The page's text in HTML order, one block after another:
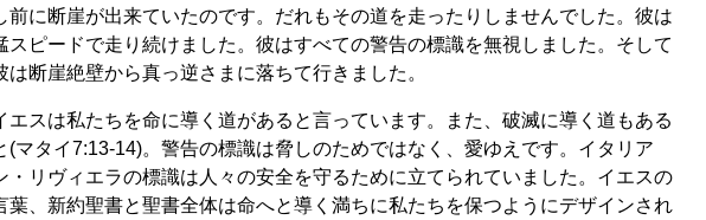
前に断崖が出来ていたのです。だれもその道を走ったりしませんでした。彼は
スピードで走り続けました。彼はすべての警告の標識を無視しました。そして
は断崖絶壁から真っ逆さまに落ちて行きました。
エスは私たちを命に導く道があると言っています。また、破滅に導く道もある
(マタイ7:13-14)。警告の標識は脅しのためではなく、愛ゆえです。イタリア
・リヴィエラの標識は人々の安全を守るために立てられていました。イエスの
葉、新約聖書と聖書全体は命へと導く満ちに私たちを保つようにデザインされ